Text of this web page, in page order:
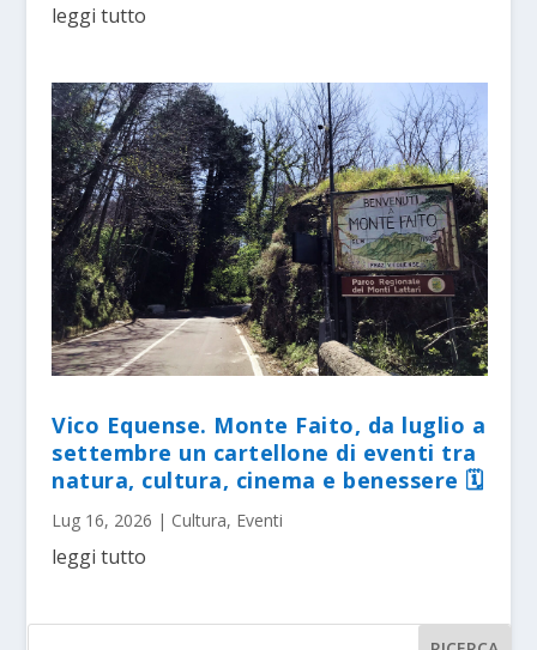
leggi tutto
Vico Equense. Monte Faito, da luglio a
settembre un cartellone di eventi tra
natura, cultura, cinema e benessere 🗓
Lug 16, 2026 | Cultura, Eventi
leggi tutto